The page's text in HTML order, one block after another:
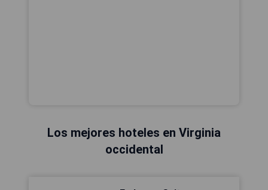
Los mejores hoteles en Virginia
occidental